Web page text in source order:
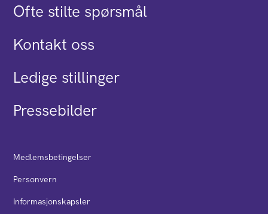
Ofte stilte spørsmål
Kontakt oss
Ledige stillinger
Pressebilder
Medlemsbetingelser
Personvern
Informasjonskapsler